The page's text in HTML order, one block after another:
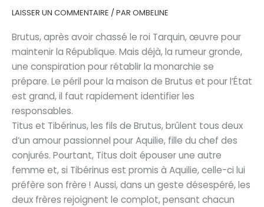
LAISSER UN COMMENTAIRE / PAR OMBELINE
Brutus, après avoir chassé le roi Tarquin, œuvre pour
maintenir la République. Mais déjà, la rumeur gronde,
une conspiration pour rétablir la monarchie se
prépare. Le péril pour la maison de Brutus et pour l’État
est grand, il faut rapidement identifier les
responsables.
Titus et Tibérinus, les fils de Brutus, brûlent tous deux
d’un amour passionnel pour Aquilie, fille du chef des
conjurés. Pourtant, Titus doit épouser une autre
femme et, si Tibérinus est promis à Aquilie, celle-ci lui
préfère son frère ! Aussi, dans un geste désespéré, les
deux frères rejoignent le complot, pensant chacun